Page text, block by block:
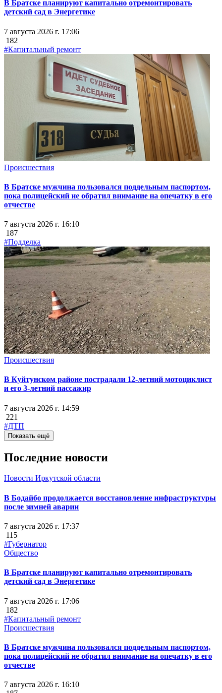
В Братске планируют капитально отремонтировать
детский сад в Энергетике
7 августа 2026 г. 17:06
182
#Капитальный ремонт
Происшествия
В Братске мужчина пользовался поддельным паспортом,
пока полицейский не обратил внимание на опечатку в его
отчестве
7 августа 2026 г. 16:10
187
#Подделка
Происшествия
В Куйтунском районе пострадали 12-летний мотоциклист
и его 3-летний пассажир
7 августа 2026 г. 14:59
221
#ДТП
Показать ещё
Последние новости
Новости Иркутской области
В Бодайбо продолжается восстановление инфраструктуры
после зимней аварии
7 августа 2026 г. 17:37
115
#Губернатор
Общество
В Братске планируют капитально отремонтировать
детский сад в Энергетике
7 августа 2026 г. 17:06
182
#Капитальный ремонт
Происшествия
В Братске мужчина пользовался поддельным паспортом,
пока полицейский не обратил внимание на опечатку в его
отчестве
7 августа 2026 г. 16:10